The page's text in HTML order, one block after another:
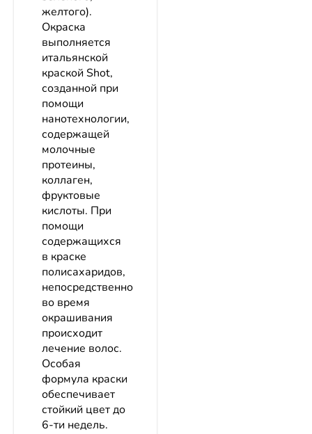
желтого).
Окраска
выполняется
итальянской
краской Shot,
созданной при
помощи
нанотехнологии,
содержащей
молочные
протеины,
коллаген,
фруктовые
кислоты. При
помощи
содержащихся
в краске
полисахаридов,
непосредственно
во время
окрашивания
происходит
лечение волос.
Особая
формула краски
обеспечивает
стойкий цвет до
6-ти недель.